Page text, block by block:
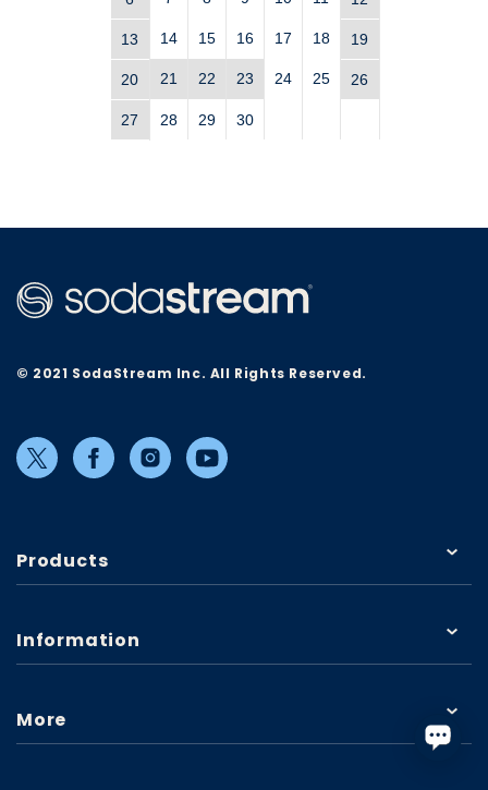
13 14 15 16 17 18 19
20 21 22 23 24 25 26
27 28 29 30
© 2021 SodaStream Inc. All Rights Reserved.
Products
Information
More